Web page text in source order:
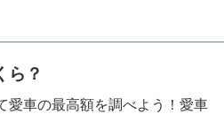
ら？
愛車の最高額を調べよう！愛車